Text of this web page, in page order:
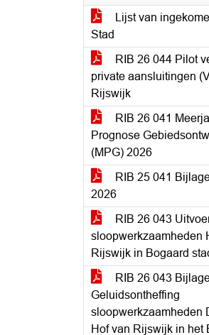
Lijst van
Stad
RIB 26 044 Pilot
private aansluitingen
Rijswijk
RIB 26 041
Prognose
(MPG) 2026
RIB 25 041
2026
RIB 26 043
sloopwerkzaamheden
Rijswijk in Bogaard
RIB 26 043
Geluidsontheffing
sloopwerkzaamheden
Hof van Rijswijk in het